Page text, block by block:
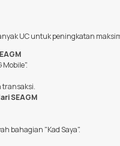
UC untuk peningkatan
Mobile".
transaksi.
SEAGM
bahagian "Kad Saya".